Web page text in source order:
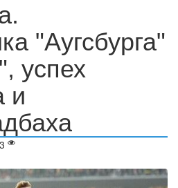
"Аугсбурга"
успех
и